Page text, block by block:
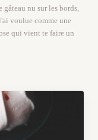
nu sur les bords,
voulue comme une
qui vient te faire un